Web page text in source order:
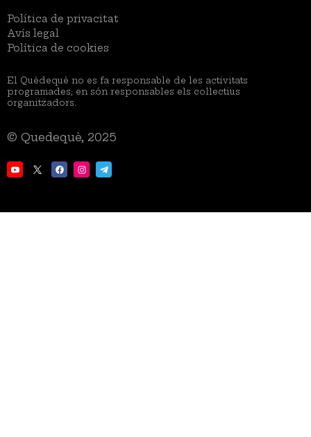
Menú
Legal
Política de privacitat
Avís legal
Política de cookies
El Quèdequè no es fa responsable de les activitats
programades; en són responsables els col·lectius
organitzadors.
© Quedequè, 2025